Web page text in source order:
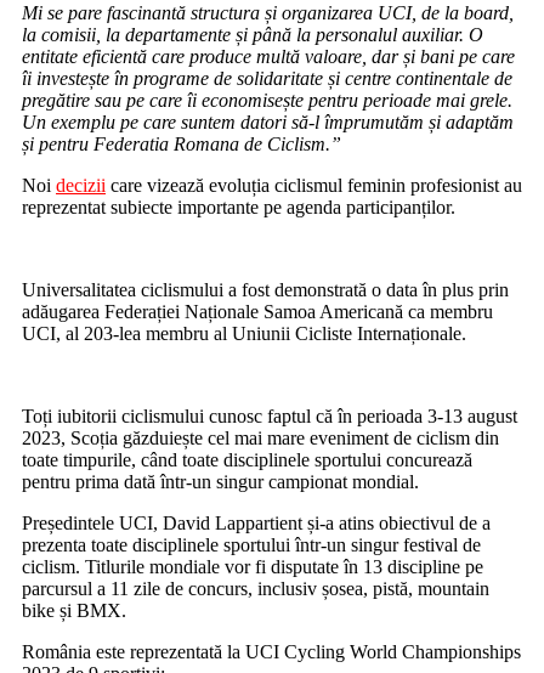
Mi se pare fascinantă structura și organizarea UCI, de la board,
la comisii, la departamente și până la personalul auxiliar. O
entitate eficientă care produce multă valoare, dar și bani pe care
îi investește în programe de solidaritate și centre continentale de
pregătire sau pe care îi economisește pentru perioade mai grele.
Un exemplu pe care suntem datori să-l împrumutăm și adaptăm
și pentru Federatia Romana de Ciclism.”
Noi decizii care vizează evoluția ciclismul feminin profesionist au
reprezentat subiecte importante pe agenda participanților.
Universalitatea ciclismului a fost demonstrată o data în plus prin
adăugarea Federației Naționale Samoa Americană ca membru
UCI, al 203-lea membru al Uniunii Cicliste Internaționale.
Toți iubitorii ciclismului cunosc faptul că în perioada 3-13 august
2023, Scoția găzduiește cel mai mare eveniment de ciclism din
toate timpurile, când toate disciplinele sportului concurează
pentru prima dată într-un singur campionat mondial.
Președintele UCI, David Lappartient și-a atins obiectivul de a
prezenta toate disciplinele sportului într-un singur festival de
ciclism. Titlurile mondiale vor fi disputate în 13 discipline pe
parcursul a 11 zile de concurs, inclusiv șosea, pistă, mountain
bike și BMX.
România este reprezentată la UCI Cycling World Championships